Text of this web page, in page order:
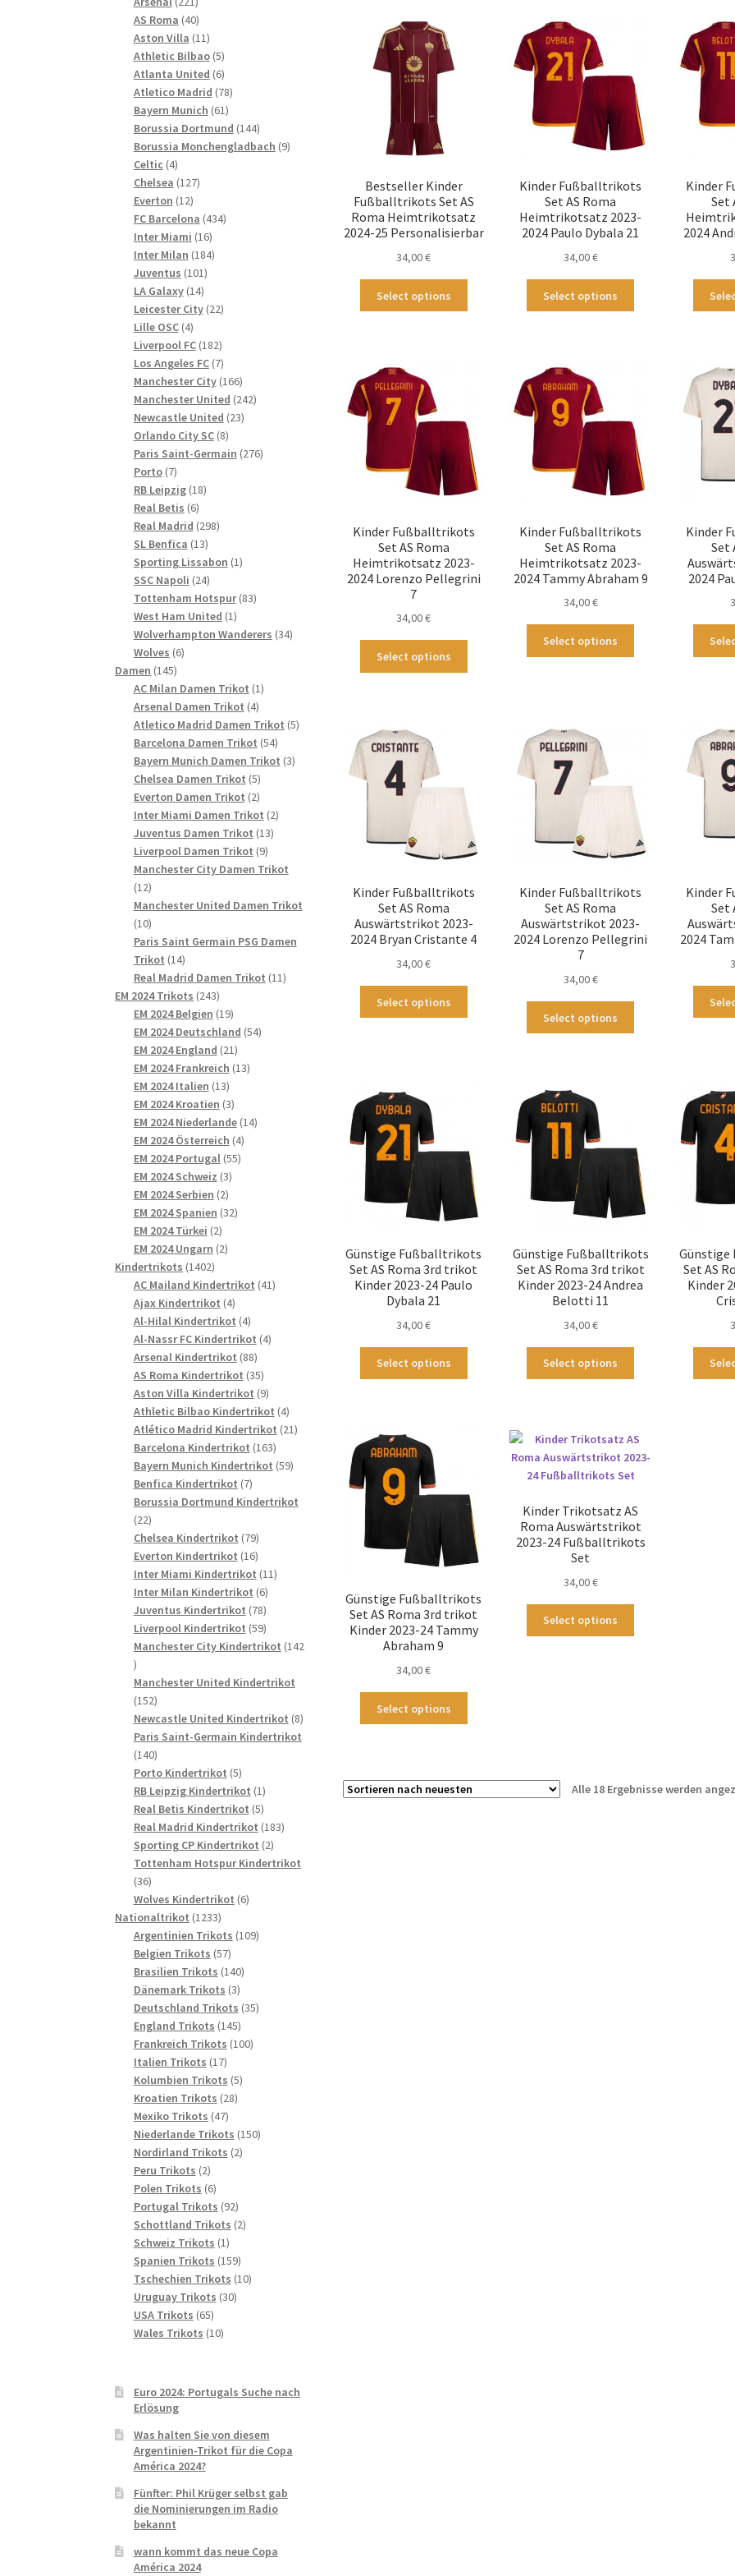
Bestseller Kinder
Fußballtrikots Set AS
Roma Heimtrikotsatz
2024-25 Personalisierbar
34,00€
Select options
Optionen
können
auf
der
Produktseite
Kinder Fußballtrikots
Set AS Roma
Heimtrikotsatz 2023-
2024 Paulo Dybala 21
34,00€
Select options
können
auf
der
Produktseite
Kinder
Set
2024
Kinder Fußballtrikots
Set AS Roma
Heimtrikotsatz 2023-
2024 Lorenzo Pellegrini
7
34,00€
Select options
auf
der
Produktseite
Kinder Fußballtrikots
Set AS Roma
Heimtrikotsatz 2023-
2024 Tammy Abraham 9
34,00€
Select options
auf
der
Produktseite
gewählt
Kinder
Set
2024
Kinder Fußballtrikots
Set AS Roma
Auswärtstrikot 2023-
2024 Bryan Cristante 4
34,00€
Select options
auf
der
Produktseite
gewählt
Kinder Fußballtrikots
Set AS Roma
Auswärtstrikot 2023-
2024 Lorenzo Pellegrini
7
34,00€
Select options
Optionen
können
auf
der
Produktseite
Kinder
Set
2024
Günstige Fußballtrikots
Set AS Roma 3rd trikot
Kinder 2023-24 Paulo
Dybala 21
34,00€
Select options
Varianten
können
auf
der
Produktseite
Günstige Fußballtrikots
Set AS Roma 3rd trikot
Kinder 2023-24 Andrea
Belotti 11
34,00€
Select options
auf.
Die
Optionen
auf
der
Set AS
Kinder
Günstige Fußballtrikots
Set AS Roma 3rd trikot
Kinder 2023-24 Tammy
Abraham 9
34,00€
Select options
auf.
Kinder Trikotsatz AS
Roma Auswärtstrikot
2023-24 Fußballtrikots
Set
34,00€
Select options
der
Alle 18 Ergebnisse werden
Produkte
AS Roma 4040
Produkte
Aston Villa 1111
Produkte
Athletic Bilbao 55
Produkte
Atlanta United 66
Produkte
Atletico Madrid 7878
Bayern Munich 6161
Produkte
Borussia Dortmund 144144
Produkte
Borussia Monchengladbach 99
Celtic 44
Produkte
Chelsea 127127
Everton 1212
Produkte
FC Barcelona 434434
Inter Miami 1616
Produkte
Inter Milan 184184
Juventus 101101
Produkte
LA Galaxy 1414
Produkte
Leicester City 2222
Lille OSC 44
Produkte
Liverpool FC 182182
Produkte
Los Angeles FC 77
Produkte
Manchester City 166166
Produkte
Manchester United 242242
Newcastle United 2323
Orlando City SC 88
Produkte
Paris Saint-Germain 276276
Porto 77
Produkte
RB Leipzig 1818
Real Betis 66
Produkte
Real Madrid 298298
SL Benfica 1313
Produkte
Sporting Lissabon 11
SSC Napoli 2424
Produkte
Tottenham Hotspur 8383
West Ham United 11
Produkt
Wolverhampton Wanderers 3434
Wolves 66
Damen 145145
Produkte
AC Milan Damen Trikot 11
Arsenal Damen Trikot 44
Produkte
Atletico Madrid Damen Trikot 55
Barcelona Damen Trikot 5454
Produkte
Bayern Munich Damen Trikot 33
Chelsea Damen Trikot 55
Produkte
Everton Damen Trikot 22
Produkte
Inter Miami Damen Trikot 22
Juventus Damen Trikot 1313
Liverpool Damen Trikot 99
Produkte
Manchester City Damen Trikot
1212
Produkte
Manchester United Damen Trikot
1010
Produkte
Paris Saint Germain PSG Damen
Trikot 1414
Produkte
Real Madrid Damen Trikot 1111
EM 2024 Trikots 243243
Produkte
EM 2024 Belgien 1919
Produkte
EM 2024 Deutschland 5454
EM 2024 England 2121
Produkte
EM 2024 Frankreich 1313
EM 2024 Italien 1313
Produkte
EM 2024 Kroatien 33
Produkte
EM 2024 Niederlande 1414
EM 2024 Österreich 44
Produkte
EM 2024 Portugal 5555
EM 2024 Schweiz 33
Produkte
EM 2024 Serbien 22
Produkte
EM 2024 Spanien 3232
EM 2024 Türkei 22
Produkte
EM 2024 Ungarn 22
Kindertrikots 14021402
Produkte
AC Mailand Kindertrikot 4141
Ajax Kindertrikot 44
Produkte
Al-Hilal Kindertrikot 44
Produkte
Al-Nassr FC Kindertrikot 44
Arsenal Kindertrikot 8888
Produkte
AS Roma Kindertrikot 3535
Produkte
Aston Villa Kindertrikot 99
Produkte
Athletic Bilbao Kindertrikot 44
Produkte
Atlético Madrid Kindertrikot 2121
Barcelona Kindertrikot 163163
Produkte
Bayern Munich Kindertrikot 5959
Benfica Kindertrikot 77
Produkte
Borussia Dortmund Kindertrikot
2222
Produkte
Chelsea Kindertrikot 7979
Produkte
Everton Kindertrikot 1616
Produkte
Inter Miami Kindertrikot 1111
Inter Milan Kindertrikot 66
Produkte
Juventus Kindertrikot 7878
Produkte
Liverpool Kindertrikot 5959
Produkte
Manchester City Kindertrikot 142
142
Produkte
Manchester United Kindertrikot
152152
Produkte
Newcastle United Kindertrikot 88
Produkte
Paris Saint-Germain Kindertrikot
140140
Produkte
Porto Kindertrikot 55
Produkte
RB Leipzig Kindertrikot 11
Produkt
Real Betis Kindertrikot 55
Produkte
Real Madrid Kindertrikot 183183
Sporting CP Kindertrikot 22
Produkte
Tottenham Hotspur Kindertrikot
3636
Produkte
Wolves Kindertrikot 66
Nationaltrikot 12331233
Produkte
Argentinien Trikots 109109
Belgien Trikots 5757
Produkte
Brasilien Trikots 140140
Dänemark Trikots 33
Produkte
Deutschland Trikots 3535
England Trikots 145145
Produkte
Frankreich Trikots 100100
Italien Trikots 1717
Produkte
Kolumbien Trikots 55
Kroatien Trikots 2828
Mexiko Trikots 4747
Produkte
Niederlande Trikots 150150
Nordirland Trikots 22
Peru Trikots 22
Produkte
Polen Trikots 66
Produkte
Portugal Trikots 9292
Produkte
Schottland Trikots 22
Schweiz Trikots 11
Produkt
Spanien Trikots 159159
Produkte
Tschechien Trikots 1010
Uruguay Trikots 3030
USA Trikots 6565
Produkte
Wales Trikots 1010
Euro 2024: Portugals Suche nach
Erlösung
Was halten Sie von diesem
Argentinien-Trikot für die Copa
América 2024?
Fünfter: Phil Krüger selbst gab
die Nominierungen im Radio
bekannt
wann kommt das neue Copa
América 2024